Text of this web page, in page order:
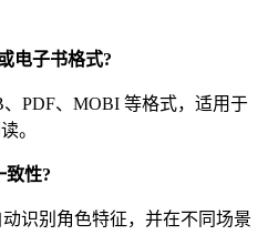
电子书格式?
PDF、MOBI 等格式，适用于
。
致性?
识别角色特征，并在不同场景